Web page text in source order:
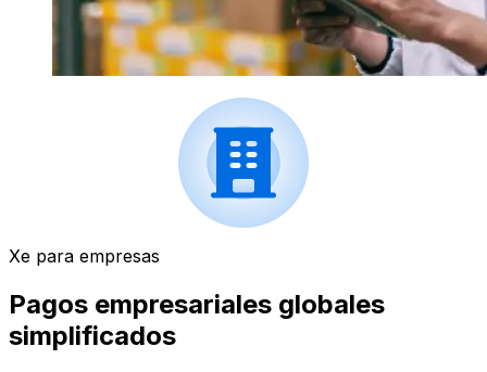
Xe para empresas
Pagos empresariales globales
simplificados